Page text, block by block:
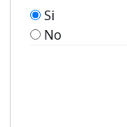
Si
No